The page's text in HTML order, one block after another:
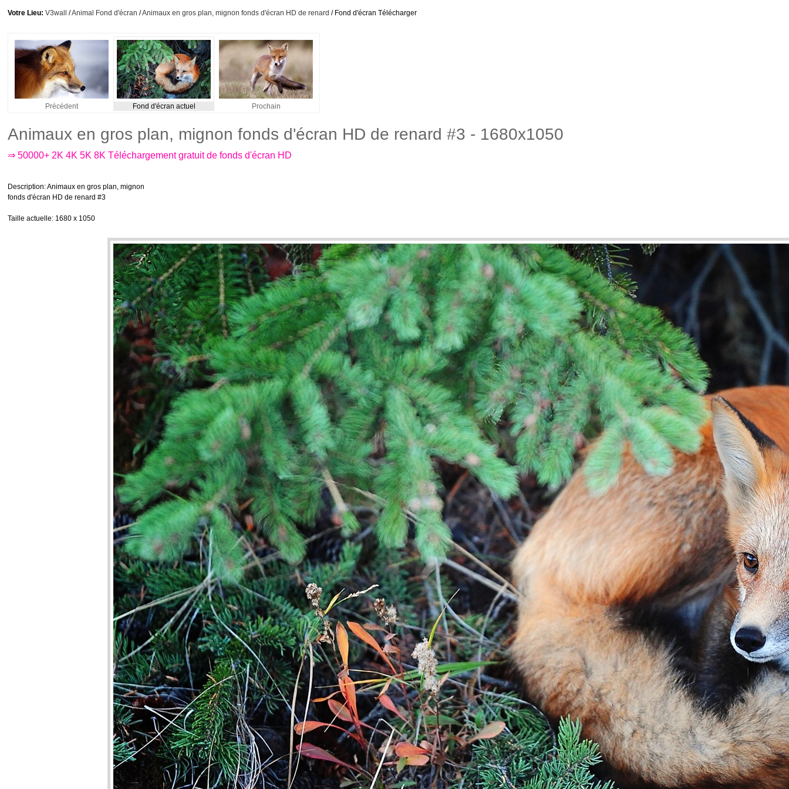
Votre Lieu: V3wall /Animal Fond d'écran /Animaux en gros plan, mignon fonds d'écran HD de renard / Fond d'écran Télécharger
Précédent Fond d'écran actuel Prochain
Animaux en gros plan, mignon fonds d'écran HD de renard #3 - 1680x1050
⇒ 50000+ 2K 4K 5K 8K Téléchargement gratuit de fonds d'écran HD
Description: Animaux en gros plan, mignon
fonds d'écran HD de renard #3
Taille actuelle: 1680 x 1050